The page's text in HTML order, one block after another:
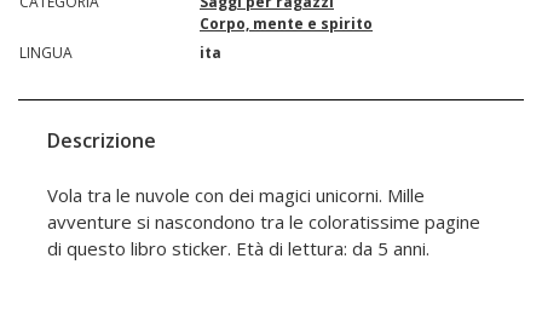
Corpo, mente e spirito
LINGUA
ita
Descrizione
Vola tra le nuvole con dei magici unicorni. Mille
avventure si nascondono tra le coloratissime pagine
di questo libro sticker. Età di lettura: da 5 anni.